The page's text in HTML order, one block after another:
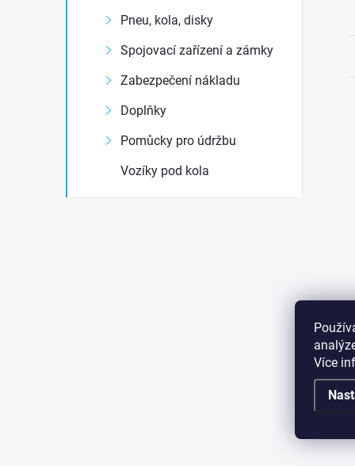
Více
Pneu, kola, disky
Spojovací zařízení a zámky
Zabezpečení nákladu
Doplňky
Pomůcky pro údržbu
Vozíky pod kola